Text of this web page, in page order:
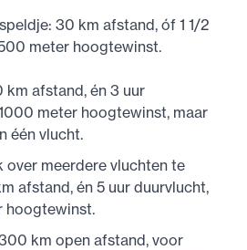
30 km afstand, óf 1 1/2
meter hoogtewinst.
km afstand, én 3 uur
meter hoogtewinst, maar
één vlucht.
over meerdere vluchten te
afstand, én 5 uur duurvlucht,
hoogtewinst.
km open afstand, voor